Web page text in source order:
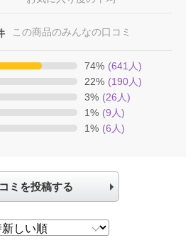
この商品のみんなの口コミ
74% (641 人)
22% (190人)
3% (26 人)
1% (9 人)
1% (6 人)
ミを投稿する